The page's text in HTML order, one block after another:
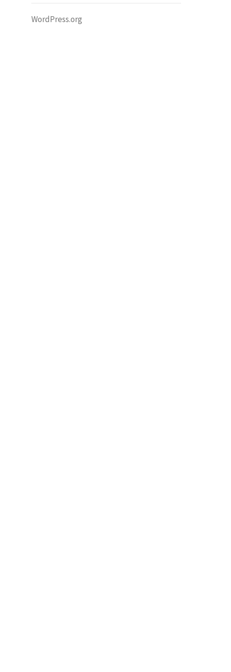
WordPress.org